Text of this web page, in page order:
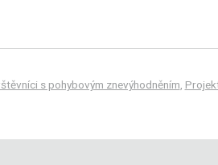
s pohybovým znevýhodněním